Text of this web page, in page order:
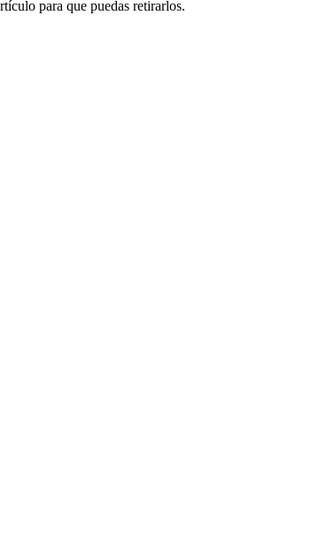
para que puedas retirarlos.